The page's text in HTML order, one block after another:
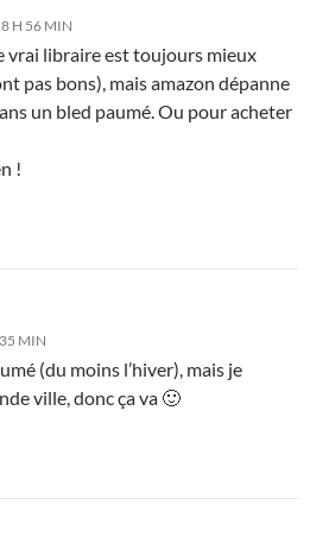
H 56 MIN
vrai libraire est toujours mieux
pas bons), mais amazon dépanne
un bled paumé. Ou pour acheter
!
MIN
(du moins l’hiver), mais je
ville, donc ça va 🙂